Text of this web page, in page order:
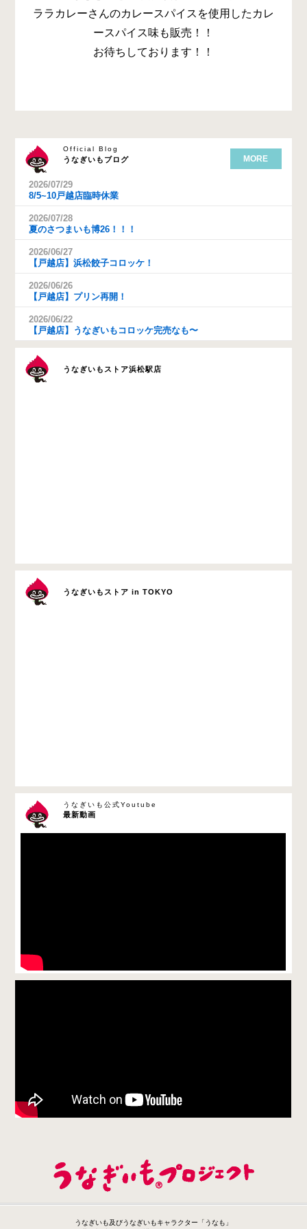
ララカレーさんのカレースパイスを使用したカレ
ースパイス味も販売！！
お待ちしております！！
うなぎいもブログ
Official Blog
MORE
2026/07/29
8/5~10戸越店臨時休業
2026/07/28
夏のさつまいも博26！！！
2026/06/27
【戸越店】浜松餃子コロッケ！
2026/06/26
【戸越店】プリン再開！
2026/06/22
【戸越店】うなぎいもコロッケ完売なも〜
うなぎいもストア浜松駅店
うなぎいもストア in TOKYO
最新動画
うなぎいも公式Youtube
うなぎいも及びうなぎいもキャラクター「うなも」